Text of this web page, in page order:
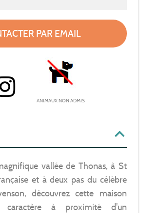
vallée de Thonas, à St
et à deux pas du célèbre
découvrez cette maison
caractère à proximité d'un
PAR EMAIL
ANIMAUX NON ADMIS